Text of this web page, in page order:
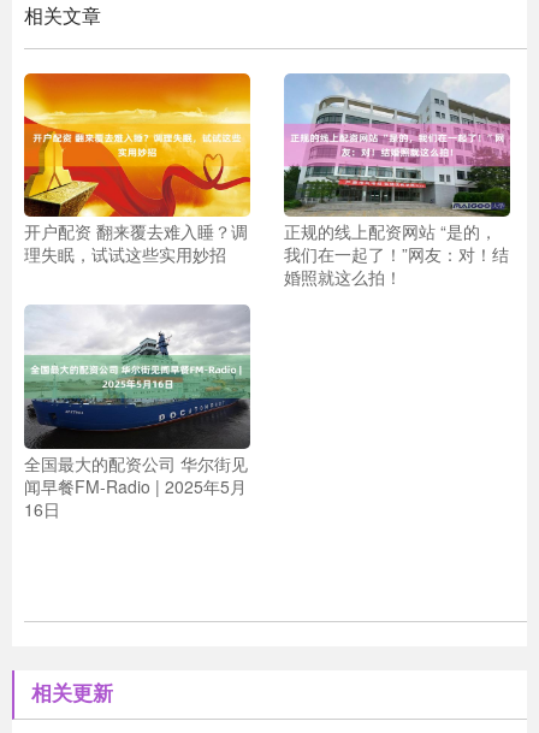
相关文章
开户配资 翻来覆去难入睡？调
理失眠，试试这些实用妙招
正规的线上配资网站 “是的，
我们在一起了！”网友：对！结
婚照就这么拍！
全国最大的配资公司 华尔街见
闻早餐FM-Radio | 2025年5月
16日
相关更新